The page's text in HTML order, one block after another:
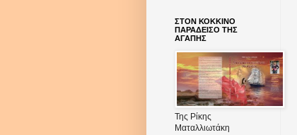
ΣΤΟΝ ΚΟΚΚΙΝΟ
ΠΑΡΑΔΕΙΣΟ ΤΗΣ
ΑΓΑΠΗΣ
Της Ρίκης
Ματαλλιωτάκη